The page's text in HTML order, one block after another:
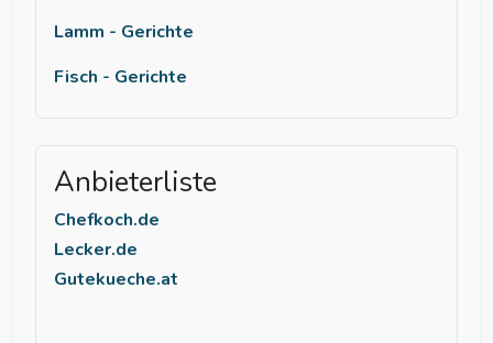
Lamm - Gerichte
Fisch - Gerichte
Anbieterliste
Chefkoch.de
Lecker.de
Gutekueche.at